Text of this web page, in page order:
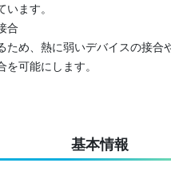
ます。
合
め、熱に弱いデバイスの接合
を可能にします。
基本情報